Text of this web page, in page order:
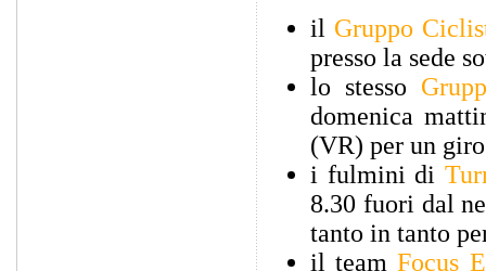
il Gruppo
presso la sede
lo stesso
domenica
(VR) per un
i fulmini di
8.30 fuori dal
tanto in tanto
il teamFocus